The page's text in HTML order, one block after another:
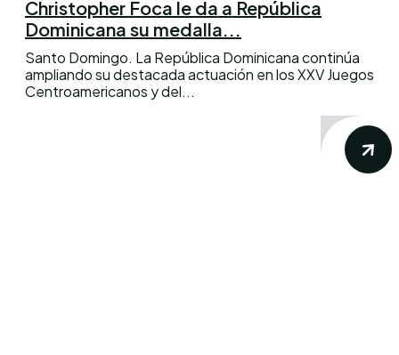
Christopher Foca le da a República
Dominicana su medalla...
Santo Domingo. La República Dominicana continúa
ampliando su destacada actuación en los XXV Juegos
Centroamericanos y del...